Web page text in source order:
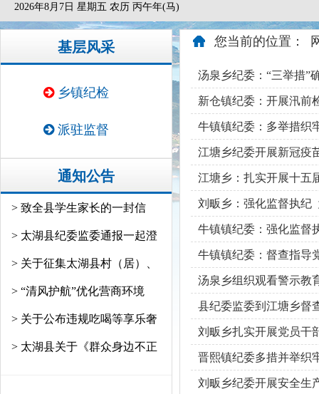
2026年8月7日 星期五 农历 丙午年(马)
基层风采
乡镇纪检
派驻监督
通知公告
> 致全县学生家长的一封信
> 太湖县纪委监委通报一起澄
> 关于征集太湖县村（居）、
> “清风护航”优化营商环境
> 关于公布违规吃喝等享乐奢
> 太湖县关于《群众身边不正
您当前的位置：
汤泉乡纪委：“三举措”
新仓镇纪委：开展汛前
牛镇镇纪委：多举措织
江塘乡纪委开展新冠疫
江塘乡：扎实开展十五
刘畈乡：强化监督执纪
牛镇镇纪委：强化监督
牛镇镇纪委：督查指导
汤泉乡组织观看警示教
县纪委监委到江塘乡督
刘畈乡扎实开展党员干
晋熙镇纪委多措并举织
刘畈乡纪委开展安全生